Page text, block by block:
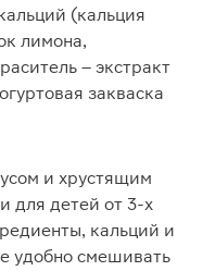
(кальция
лимона,
– экстракт
закваска
и хрустящим
для детей от 3-х
кальций и
удобно смешивать